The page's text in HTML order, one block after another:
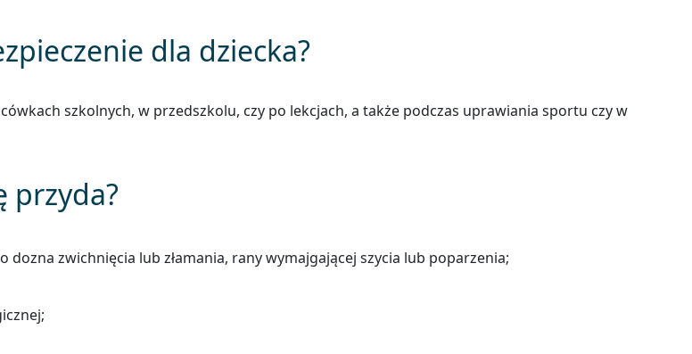
dla dziecka?
szkolnych, w przedszkolu, czy po lekcjach, a także podczas uprawiania sportu czy w
przyda?
zwichnięcia lub złamania, rany wymajgającej szycia lub poparzenia;